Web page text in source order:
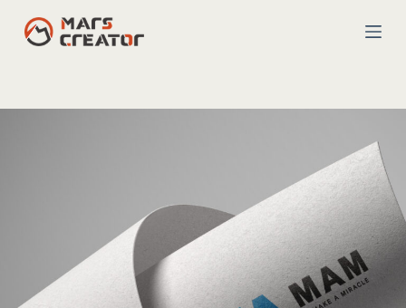
跳
至
內